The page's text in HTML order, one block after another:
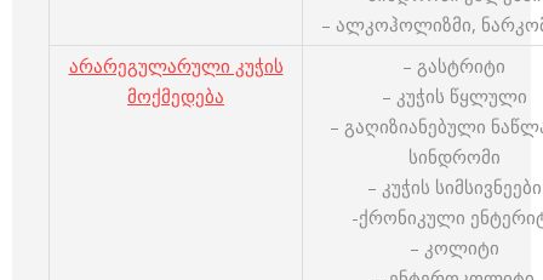
– ალკოჰოლიზმი,
არარეგულარული კუჭის
მოქმედება
– გასტრიტი
– კუჭის წყლული
– გაღიზიანებული
სინდრომი
– კუჭის სიმსივნეები
-ქრონიკული
– კოლიტი